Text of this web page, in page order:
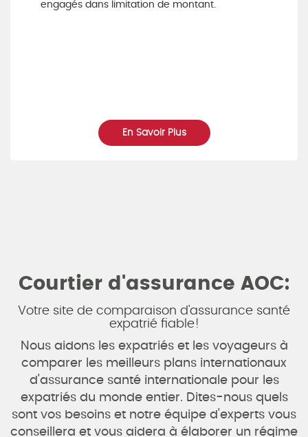
engagés dans limitation de montant.
En Savoir Plus
Courtier d'assurance AOC:
Votre site de comparaison d'assurance santé
expatrié fiable!
Nous aidons les expatriés et les voyageurs à
comparer les meilleurs plans internationaux
d'assurance santé internationale pour les
expatriés du monde entier. Dites-nous quels
sont vos besoins et notre équipe d'experts vous
conseillera et vous aidera à élaborer un régime